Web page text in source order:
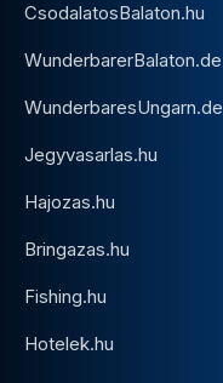
CsodalatosBalaton.hu
WunderbarerBalaton.de
WunderbaresUngarn.de
Jegyvasarlas.hu
Hajozas.hu
Bringazas.hu
Fishing.hu
Hotelek.hu